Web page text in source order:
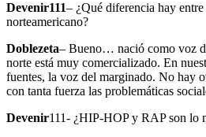
Devenir111– ¿Qué diferencia hay
norteamericano?
Doblezeta– Bueno… nació como voz
norte está muy comercializado. En
fuentes, la voz del marginado. No hay
con tanta fuerza las problemáticas
Devenir111- ¿HIP-HOP y RAP son lo